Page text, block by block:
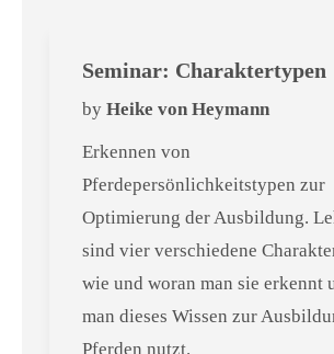
Seminar: Charaktertypen
by Heike von Heymann
Erkennen von
Pferdepersönlichkeitstypen zur
Optimierung der Ausbildung.
sind vier verschiedene
wie und woran man sie erkennt
man dieses Wissen zur
Pferden nutzt.